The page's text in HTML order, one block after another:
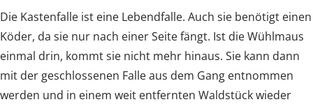
Die Kastenfalle ist eine Lebendfalle. Auch sie benötigt einen
Köder, da sie nur nach einer Seite fängt. Ist die Wühlmaus
einmal drin, kommt sie nicht mehr hinaus. Sie kann dann
mit der geschlossenen Falle aus dem Gang entnommen
werden und in einem weit entfernten Waldstück wieder